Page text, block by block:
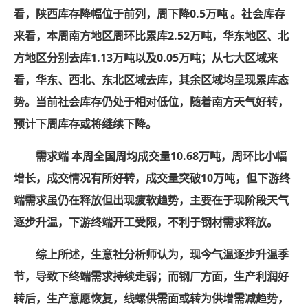
看，陕西库存降幅位于前列，周下降0.5万吨 。社会库存
来看，本周南方地区周环比累库2.52万吨，华东地区、北
方地区分别去库1.13万吨以及0.05万吨；从七大区域来
看，华东、西北、东北区域去库，其余区域均呈现累库态
势。当前社会库存仍处于相对低位，随着南方天气好转，
预计下周库存或将继续下降。
需求端 本周全国周均成交量10.68万吨，周环比小幅
增长，成交情况有所好转，成交量突破10万吨，但下游终
端需求虽仍在释放但出现疲软趋势，主要在于现阶段天气
逐步升温，下游终端开工受限，不利于钢材需求释放。
综上所述，生意社分析师认为，现今气温逐步升温季
节，导致下终端需求持续走弱；而钢厂方面，生产利润好
转后，生产意愿恢复，线螺供需面或转为供增需减趋势，